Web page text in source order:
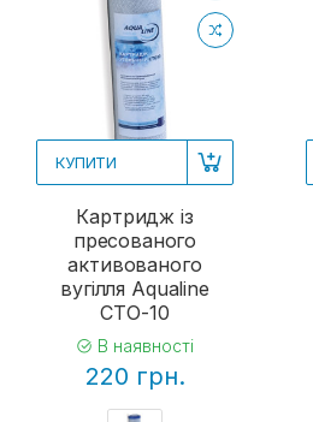
КУПИТИ
Картридж із
пресованого
активованого
вугілля Aqualine
CTO-10
В наявності
220 грн.